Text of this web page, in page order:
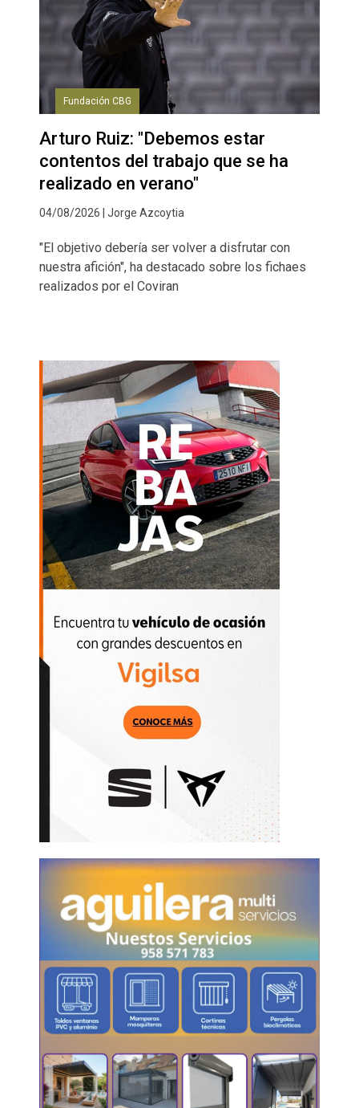
Fundación CBG
Arturo Ruiz: "Debemos estar
contentos del trabajo que se ha
realizado en verano"
04/08/2026 | Jorge Azcoytia
"El objetivo debería ser volver a disfrutar con
nuestra afición", ha destacado sobre los fichaes
realizados por el Coviran